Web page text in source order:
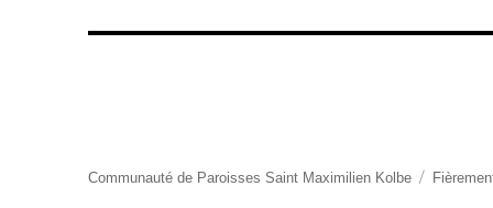
Communauté de Paroisses Saint Maximilien Kolbe